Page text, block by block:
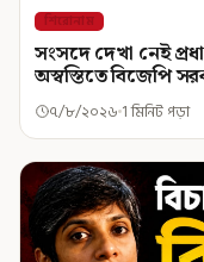
শিরোনাম
সংসদে দেখা নেই
অস্বস্তিতে বিজেপি
৭/৮/২০২৬ 1 মিনিট পড়া